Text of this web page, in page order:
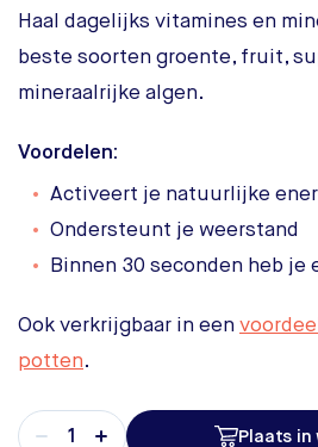
Haal dagelijks vitamines en
beste soorten groente, fruit,
mineraalrijke algen.
Voordelen:
Activeert je natuurlijke
Ondersteunt je weerstand
Binnen 30 seconden heb je
Ook verkrijgbaar in een
potten.
Plaats in